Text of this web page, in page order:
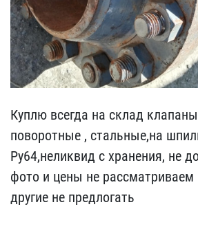
Куплю всегда на склад
поворот​ные , стальные,на
Ру64,неликвид с​ хранения, не
фото и цены не​ рассматриваем
другие не предлогать